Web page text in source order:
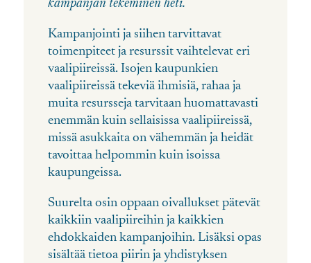
kampanjan tekeminen heti.
Kampanjointi ja siihen tarvittavat
toimenpiteet ja resurssit vaihtelevat eri
vaalipiireissä. Isojen kaupunkien
vaalipiireissä tekeviä ihmisiä, rahaa ja
muita resursseja tarvitaan huomattavasti
enemmän kuin sellaisissa vaalipiireissä,
missä asukkaita on vähemmän ja heidät
tavoittaa helpommin kuin isoissa
kaupungeissa.
Suurelta osin oppaan oivallukset pätevät
kaikkiin vaalipiireihin ja kaikkien
ehdokkaiden kampanjoihin. Lisäksi opas
sisältää tietoa piirin ja yhdistyksen